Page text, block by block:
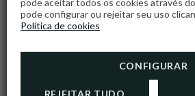
pode aceitar todos os cookies através
pode configurar ou rejeitar seu uso
Política de cookies
CONFIGURAR
REJEITAR TUDO
VER TODOS OS